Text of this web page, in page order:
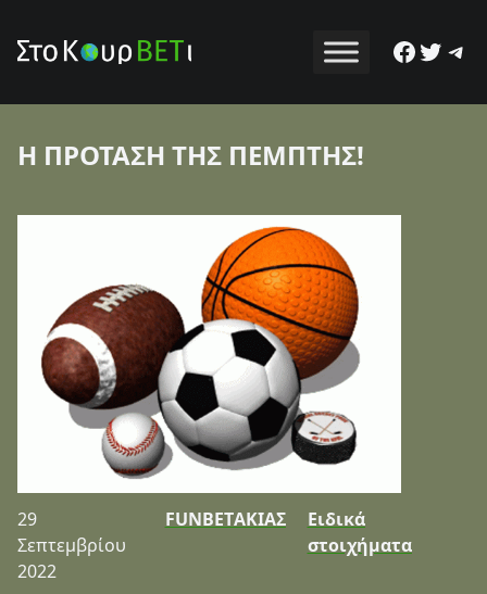
Η ΠΡΟΤΑΣΗ ΤΗΣ ΠΕΜΠΤΗΣ!
29
Σεπτεμβρίου
2022
FUNBETΑΚΙΑΣ
Ειδικά
στοιχήματα